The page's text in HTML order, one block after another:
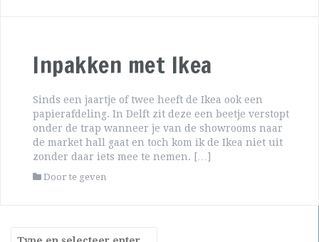
Inpakken met Ikea
Sinds een jaartje of twee heeft de Ikea ook een
papierafdeling. In Delft zit deze een beetje verstopt
onder de trap wanneer je van de showrooms naar
de market hall gaat en toch kom ik de Ikea niet uit
zonder daar iets mee te nemen. […]
Door te geven